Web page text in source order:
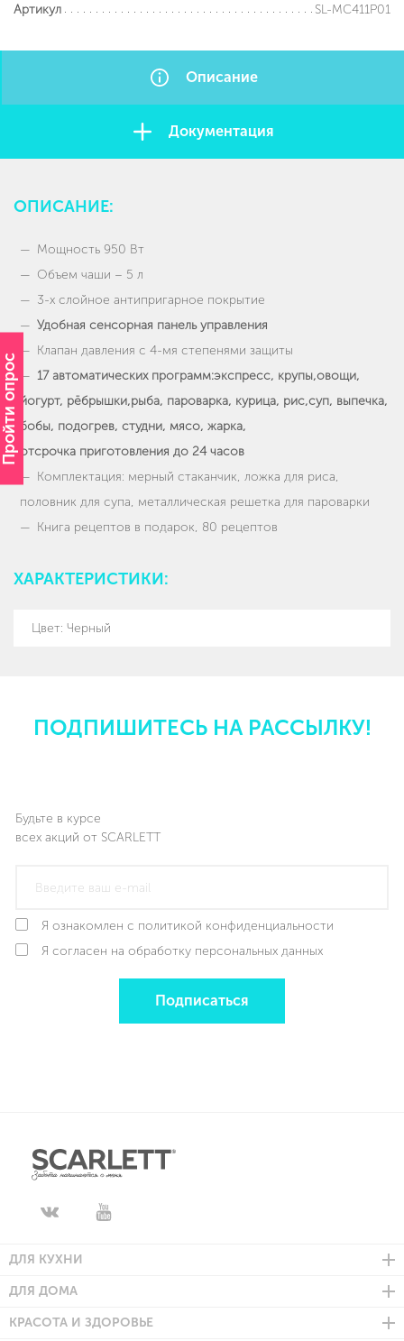
Пройти опрос
Артикул SL-MC411P01
Описание
Документация
ОПИСАНИЕ:
Мощность 950 Вт
Объем чаши – 5 л
3-х слойное антипригарное покрытие
Удобная сенсорная панель управления
Клапан давления с 4-мя степенями защиты
17 автоматических программ:экспресс, крупы,овощи,
йогурт, рёбрышки,рыба, пароварка, курица, рис,суп, выпечка,
бобы, подогрев, студни, мясо, жарка,
отсрочка приготовления до 24 часов
Комплектация: мерный стаканчик, ложка для риса,
половник для супа, металлическая решетка для пароварки
Книга рецептов в подарок, 80 рецептов
ХАРАКТЕРИСТИКИ:
Цвет: Черный
ПОДПИШИТЕСЬ НА РАССЫЛКУ!
Будьте в курсе
всех акций от SCARLETT
Я ознакомлен с политикой конфиденциальности
Я согласен на обработку персональных данных
Подписаться
ДЛЯ КУХНИ
ДЛЯ ДОМА
КРАСОТА И ЗДОРОВЬЕ